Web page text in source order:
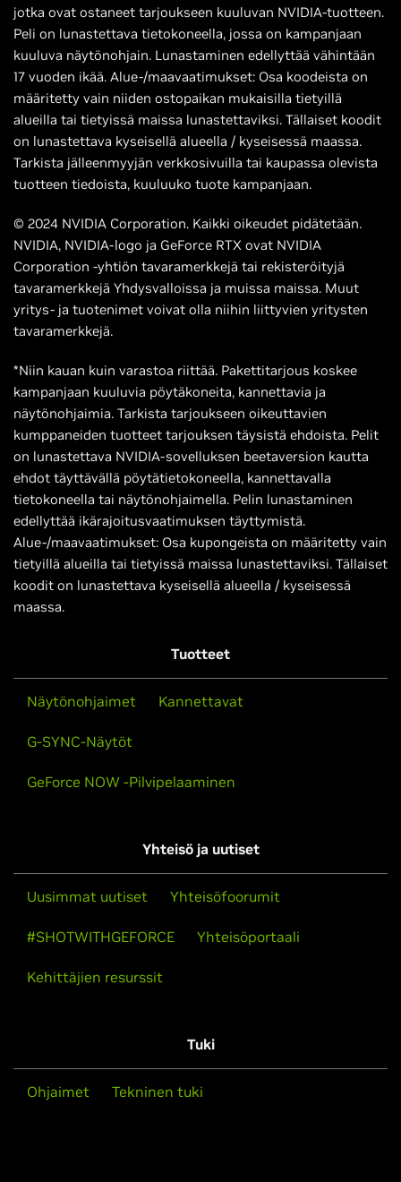
jotka ovat ostaneet tarjoukseen kuuluvan NVIDIA-tuotteen.
Peli on lunastettava tietokoneella, jossa on kampanjaan
kuuluva näytönohjain. Lunastaminen edellyttää vähintään
17 vuoden ikää. Alue-/maavaatimukset: Osa koodeista on
määritetty vain niiden ostopaikan mukaisilla tietyillä
alueilla tai tietyissä maissa lunastettaviksi. Tällaiset koodit
on lunastettava kyseisellä alueella / kyseisessä maassa.
Tarkista jälleenmyyjän verkkosivuilla tai kaupassa olevista
tuotteen tiedoista, kuuluuko tuote kampanjaan.
© 2024 NVIDIA Corporation. Kaikki oikeudet pidätetään.
NVIDIA, NVIDIA-logo ja GeForce RTX ovat NVIDIA
Corporation -yhtiön tavaramerkkejä tai rekisteröityjä
tavaramerkkejä Yhdysvalloissa ja muissa maissa. Muut
yritys- ja tuotenimet voivat olla niihin liittyvien yritysten
tavaramerkkejä.
*Niin kauan kuin varastoa riittää. Pakettitarjous koskee
kampanjaan kuuluvia pöytäkoneita, kannettavia ja
näytönohjaimia. Tarkista tarjoukseen oikeuttavien
kumppaneiden tuotteet tarjouksen täysistä ehdoista. Pelit
on lunastettava NVIDIA-sovelluksen beetaversion kautta
ehdot täyttävällä pöytätietokoneella, kannettavalla
tietokoneella tai näytönohjaimella. Pelin lunastaminen
edellyttää ikärajoitusvaatimuksen täyttymistä.
Alue-/maavaatimukset: Osa kupongeista on määritetty vain
tietyillä alueilla tai tietyissä maissa lunastettaviksi. Tällaiset
koodit on lunastettava kyseisellä alueella / kyseisessä
maassa.
Tuotteet
Näytönohjaimet Kannettavat
G-SYNC-Näytöt
GeForce NOW -Pilvipelaaminen
Yhteisö ja uutiset
Uusimmat uutiset Yhteisöfoorumit
#SHOTWITHGEFORCE Yhteisöportaali
Kehittäjien resurssit
Tuki
Ohjaimet Tekninen tuki